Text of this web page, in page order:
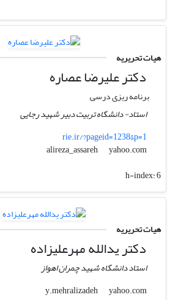
هیات تحریریه
دکتر علیرضا عصاره
برنامه ریزی درسی
استاد- دانشگاه تربیت دبیر شهید رجایی
rie.ir/?pageid=1238&p=1
alireza_assareh
yahoo.com
h-index:6
هیات تحریریه
دکتر یدالله مهرعلیزاده
استاد دانشگاه شهید چمران اهواز
y.mehralizadeh
yahoo.com